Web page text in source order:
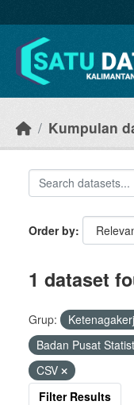
Kumpulan
Order by
1 dataset
Grup:
Badan Pusat
CSV
Filter Results